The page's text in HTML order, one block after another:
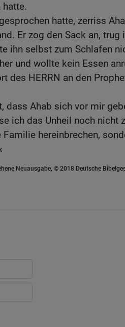
hatte.
hatte, zerriss
Er zog den Sack an, trug
ihn selbst zum Schlafen
und wollte kein Essen
des HERRN an den
dass Ahab sich vor mir
ich das Unheil noch nicht
hereinbrechen,
Neuausgabe, © 2018 Deutsche